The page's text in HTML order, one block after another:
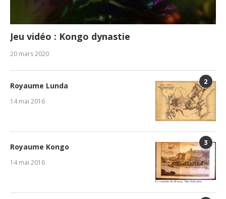
Jeu vidéo : Kongo dynastie
20 mars 2020
2
Royaume Lunda
14 mai 2016
3
Royaume Kongo
14 mai 2016